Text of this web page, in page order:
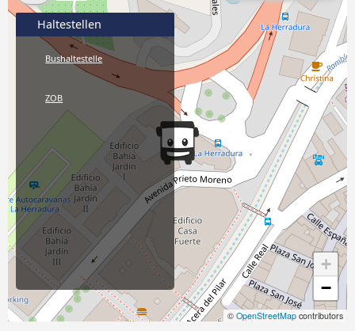
+
−
© OpenStreetMap contributors
Haltestellen
Bushaltestelle
ZOB